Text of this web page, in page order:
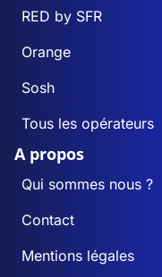
RED by SFR
Orange
Sosh
Tous les opérateurs
A propos
Qui sommes nous ?
Contact
Mentions légales